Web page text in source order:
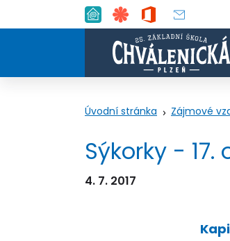
Úvodní stránka Zájmové
Sýkorky -
4. 7. 2017